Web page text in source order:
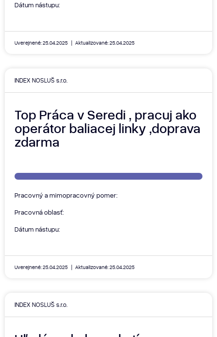
Dátum nástupu:
Uverejnené: 25.04.2025 Aktualizované: 25.04.2025
INDEX NOSLUŠ s.r.o.
Top Práca v Seredi , pracuj ako
operátor baliacej linky ,doprava
zdarma
Pracovný a mimopracovný pomer:
Pracovná oblasť:
Dátum nástupu:
Uverejnené: 25.04.2025 Aktualizované: 25.04.2025
INDEX NOSLUŠ s.r.o.